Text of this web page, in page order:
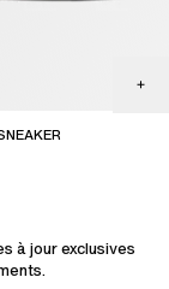
à jour exclusives